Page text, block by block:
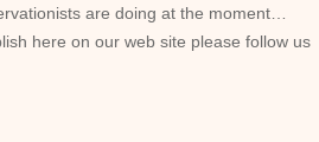
are doing at the moment…
here on our web site please follow us